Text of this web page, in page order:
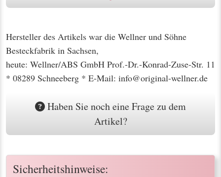
Hersteller des Artikels war die Wellner und Söhne
Besteckfabrik in Sachsen,
heute: Wellner/ABS GmbH Prof.-Dr.-Konrad-Zuse-Str. 11
* 08289 Schneeberg * E-Mail: info@original-wellner.de
Haben Sie noch eine Frage zu dem
Artikel?
Sicherheitshinweise: